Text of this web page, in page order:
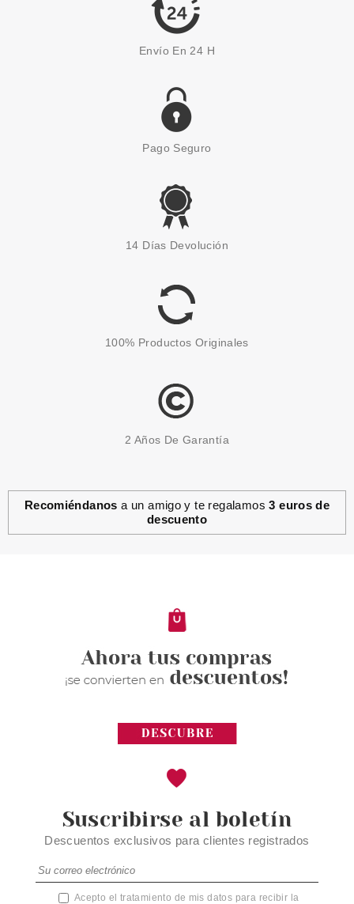
Envío En 24 H
Pago Seguro
14 Días Devolución
100% Productos Originales
2 Años De Garantía
Recomiéndanos a un amigo y te regalamos3 euros de
descuento
Suscribirse al boletín
Descuentos exclusivos para clientes registrados
Acepto el tratamiento de mis datos para recibir la